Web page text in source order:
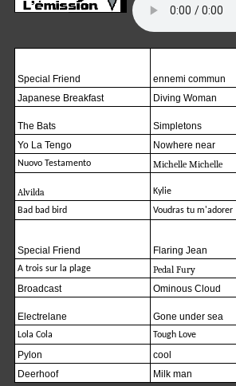
Special Friend
ennemi commun
Japanese Breakfast
Diving Woman
The Bats
Simpletons
Yo La Tengo
Nowhere near
Nuovo Testamento Michelle Michelle
Alvilda
Kylie
Bad bad bird
Voudras tu m'adorer
Special Friend Flaring Jean
A trois sur la plage
Pedal Fury
Broadcast
Ominous Cloud
Electrelane Gone under sea
Lola Cola Tough Love
Pylon
cool
Deerhoof
Milk man